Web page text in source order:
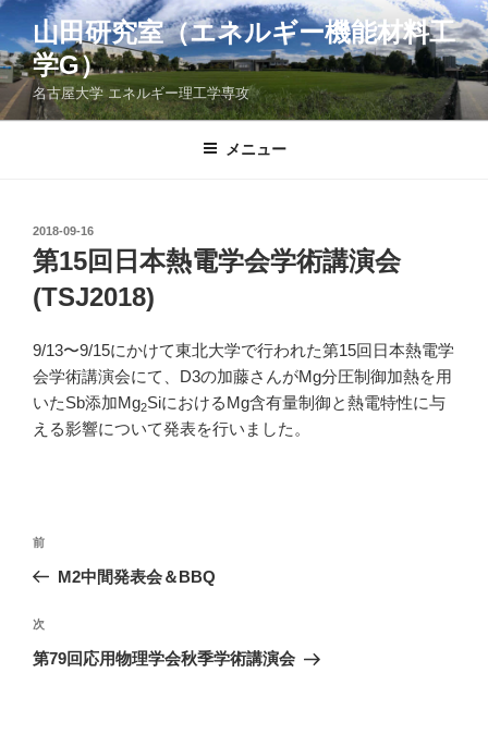
コ
ン
テ
ン
ツ
山田研究室（エネルギー機能材料工
学G）
名古屋大学 エネルギー理工学専攻
メニュー
投
稿
日:
2018-09-16
第15回日本熱電学会学術講演会
(TSJ2018)
9/13〜9/15にかけて東北大学で行われた第15回日本熱電学
会学術講演会にて、D3の加藤さんがMg分圧制御加熱を用
いたSb添加Mg2SiにおけるMg含有量制御と熱電特性に与
える影響について発表を行いました。
投
ビ
ゲ
前
の
稿
前
M2中間発表会＆BBQ
次
の
次
第79回応用物理学会秋季学術講演会